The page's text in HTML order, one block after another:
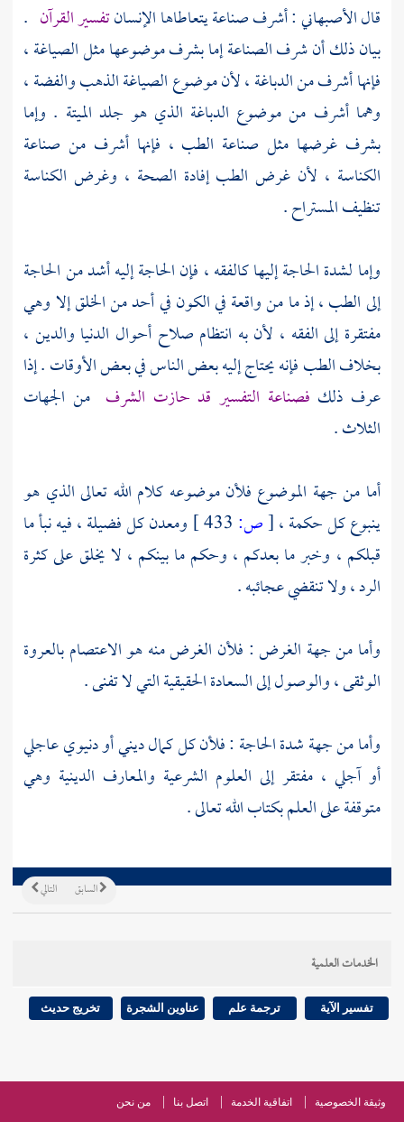
قالالأصبهاني: أشرف صناعة يتعاطاها الإنسانتفسير القرآن .
بيان ذلك أن شرف الصناعة إما بشرف موضوعها مثل الصياغة ،
فإنها أشرف من الدباغة ، لأن موضوع الصياغة الذهب والفضة ،
وهما أشرف من موضوع الدباغة الذي هو جلد الميتة . وإما
بشرف غرضها مثل صناعة الطب ، فإنها أشرف من صناعة
الكناسة ، لأن غرض الطب إفادة الصحة ، وغرض الكناسة
تنظيف المستراح .
وإما لشدة الحاجة إليها كالفقه ، فإن الحاجة إليه أشد من الحاجة
إلى الطب ، إذ ما من واقعة في الكون في أحد من الخلق إلا وهي
مفتقرة إلى الفقه ، لأن به انتظام صلاح أحوال الدنيا والدين ،
بخلاف الطب فإنه يحتاج إليه بعض الناس في بعض الأوقات . إذا
عرف ذلك فصناعة التفسير قد حازت الشرف من الجهات
الثلاث .
أما من جهة الموضوع فلأن موضوعه كلام الله تعالى الذي هو
ينبوع كل حكمة ،[ص:
ومعدن كل فضيلة ، فيه نبأ ما
قبلكم ، وخبر ما بعدكم ، وحكم ما بينكم ، لا يخلق على كثرة
الرد ، ولا تنقضي عجائبه .
وأما من جهة الغرض : فلأن الغرض منه هو الاعتصام بالعروة
الوثقى ، والوصول إلى السعادة الحقيقية التي لا تفنى .
وأما من جهة شدة الحاجة : فلأن كل كمال ديني أو دنيوي عاجلي
أو آجلي ، مفتقر إلى العلوم الشرعية والمعارف الدينية وهي
متوقفة على العلم بكتاب الله تعالى .
التالي السابق
الخدمات العلمية
تفسير الآية ترجمة علم عناوين الشجرة تخريج حديث
وثيقة الخصوصية اتفاقية الخدمة اتصل بنا من نحن